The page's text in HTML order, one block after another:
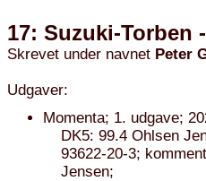
17: Suzuki-Torben
Skrevet under navnet Peter
Udgaver:
Momenta; 1. udgave;
DK5: 99.4 Ohlsen
93622-20-3;
Jensen;